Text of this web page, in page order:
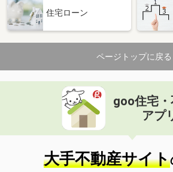
住宅ローン
ページトップに戻る
goo住宅
アプ
大手不動産サイト